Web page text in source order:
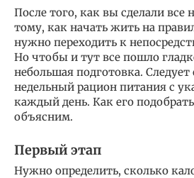
После того, как вы сделали все
тому, как начать жить на
нужно переходить к
Но чтобы и тут все пошло
небольшая подготовка. Следует
недельный рацион питания с
каждый день. Как его
объясним.
Первый этап
Нужно определить, сколько